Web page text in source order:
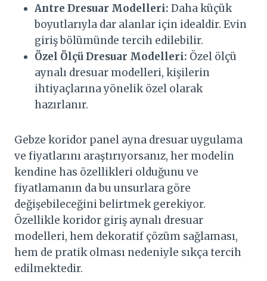
Antre Dresuar Modelleri: Daha küçük
boyutlarıyla dar alanlar için idealdir. Evin
giriş bölümünde tercih edilebilir.
Özel Ölçü Dresuar Modelleri: Özel ölçü
aynalı dresuar modelleri, kişilerin
ihtiyaçlarına yönelik özel olarak
hazırlanır.
Gebze koridor panel ayna dresuar uygulama
ve fiyatlarını araştırıyorsanız, her modelin
kendine has özellikleri olduğunu ve
fiyatlamanın da bu unsurlara göre
değişebileceğini belirtmek gerekiyor.
Özellikle koridor giriş aynalı dresuar
modelleri, hem dekoratif çözüm sağlaması,
hem de pratik olması nedeniyle sıkça tercih
edilmektedir.